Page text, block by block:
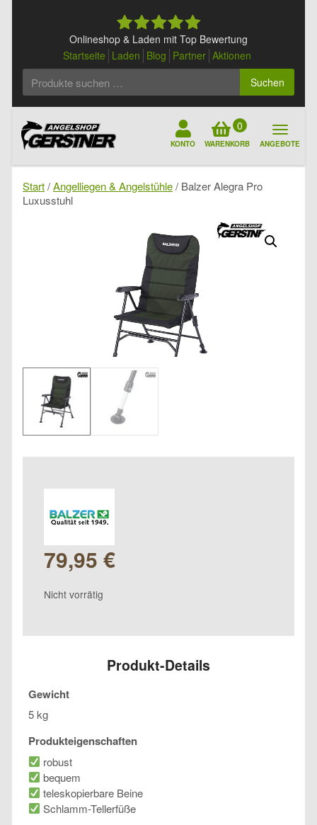
Onlineshop & Laden mit Top Bewertung
Startseite Laden Blog Partner Aktionen
Suchen
KONTO
0
WARENKORB ANGEBOTE
Start/Angelliegen & Angelstühle/ Balzer Alegra Pro
Luxusstuhl
79,95 €
Nicht vorrätig
Produkt-Details
Gewicht
5 kg
Produkteigenschaften
robust
bequem
teleskopierbare Beine
Schlamm-Tellerfüße